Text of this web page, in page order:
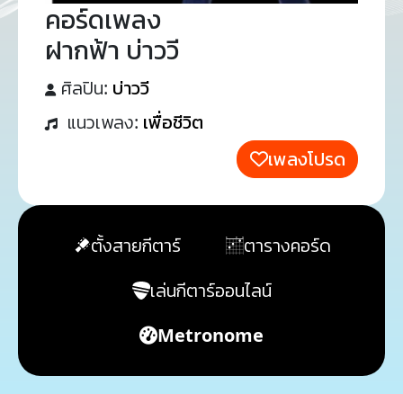
คอร์ดเพลง
ฝากฟ้า บ่าววี
ศิลปิน: บ่าววี
แนวเพลง: เพื่อชีวิต
เพลงโปรด
ตั้งสายกีตาร์
ตารางคอร์ด
เล่นกีตาร์ออนไลน์
Metronome